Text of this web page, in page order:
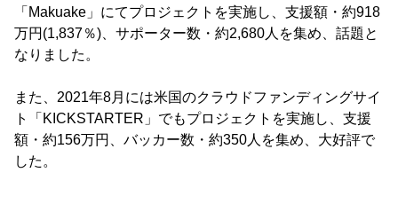
「Makuake」にてプロジェクトを実施し、支援額・約918
万円(1,837％)、サポーター数・約2,680人を集め、話題と
なりました。
また、2021年8月には米国のクラウドファンディングサイ
ト「KICKSTARTER」でもプロジェクトを実施し、支援
額・約156万円、バッカー数・約350人を集め、大好評で
した。